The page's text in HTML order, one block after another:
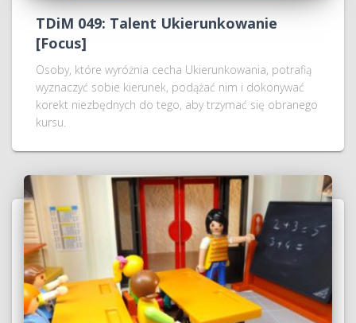
TDiM 049: Talent Ukierunkowanie
[Focus]
Osoby, które wyróżnia cecha Ukierunkowania, potrafią
wyznaczyć sobie kierunek, podążać nim i dokonywać
korekt niezbędnych do tego, aby trzymać się obranego
kursu.